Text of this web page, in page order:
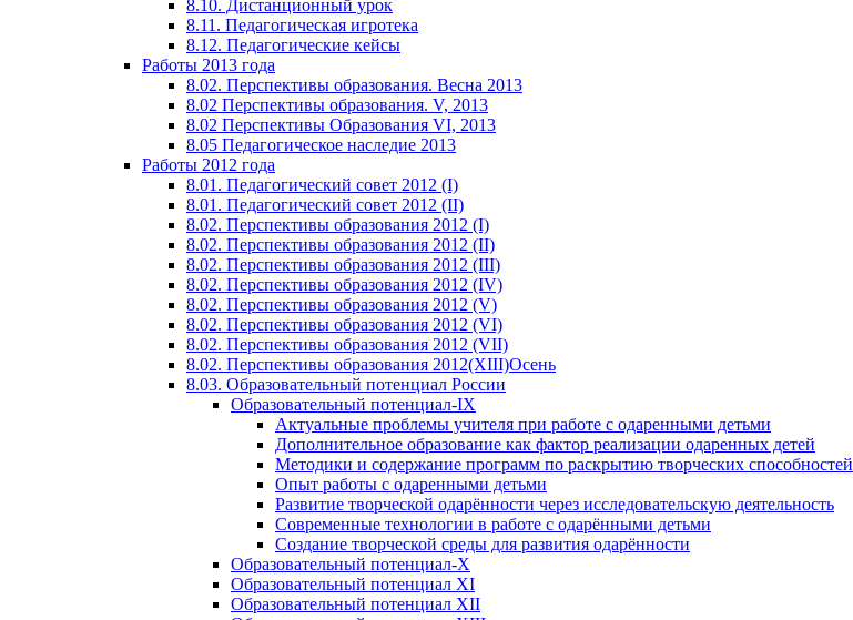
8.10. Дистанционный урок
8.11. Педагогическая игротека
8.12. Педагогические кейсы
Работы 2013 года
8.02. Перспективы образования. Весна 2013
8.02 Перспективы образования. V, 2013
8.02 Перспективы Образования VI, 2013
8.05 Педагогическое наследие 2013
Работы 2012 года
8.01. Педагогический совет 2012 (I)
8.01. Педагогический совет 2012 (II)
8.02. Перспективы образования 2012 (I)
8.02. Перспективы образования 2012 (II)
8.02. Перспективы образования 2012 (III)
8.02. Перспективы образования 2012 (IV)
8.02. Перспективы образования 2012 (V)
8.02. Перспективы образования 2012 (VI)
8.02. Перспективы образования 2012 (VII)
8.02. Перспективы образования 2012(XIII)Осень
8.03. Образовательный потенциал России
Образовательный потенциал-IX
Актуальные проблемы учителя при работе с одаренными детьми
Дополнительное образование как фактор реализации одаренных детей
Методики и содержание программ по раскрытию творческих способностей
Опыт работы с одаренными детьми
Развитие творческой одарённости через исследовательскую деятельность
Современные технологии в работе с одарёнными детьми
Создание творческой среды для развития одарённости
Образовательный потенциал-X
Образовательный потенциал XI
Образовательный потенциал XII